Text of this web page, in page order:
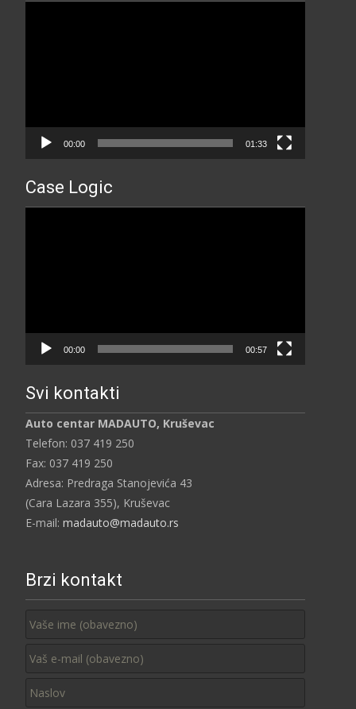
00:00 01:33
Case Logic
00:00 00:57
Svi kontakti
Auto centar MADAUTO, Kruševac
Telefon: 037 419 250
Fax: 037 419 250
Adresa: Predraga Stanojevića 43
(Cara Lazara 355), Kruševac
E-mail: madauto@madauto.rs
Brzi kontakt